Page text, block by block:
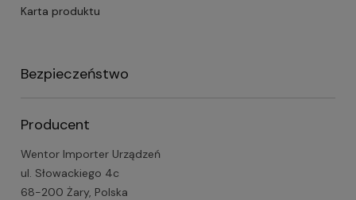
Karta produktu
Bezpieczeństwo
Producent
Wentor Importer Urządzeń
ul. Słowackiego 4c
68-200 Żary, Polska